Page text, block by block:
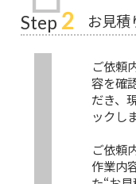
Step 2 お見積
ご依頼
容を確
だき、
ックし
ご依頼
作業内